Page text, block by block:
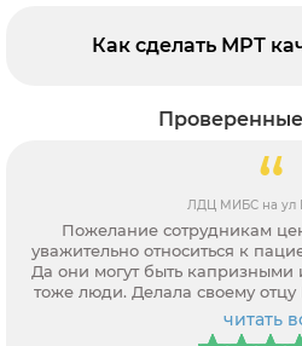
Как сделать МРТ
У меня было назначено
МРТ органов брюшной
пространства (с МР-
врачам клиники
объяснили и разъяснили,
язык. Всем